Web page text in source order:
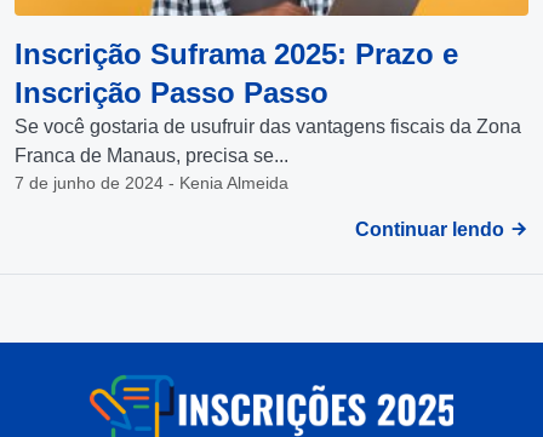
Inscrição Suframa 2025: Prazo e
Inscrição Passo Passo
Se você gostaria de usufruir das vantagens fiscais da Zona
Franca de Manaus, precisa se...
7 de junho de 2024 - Kenia Almeida
Continuar lendo